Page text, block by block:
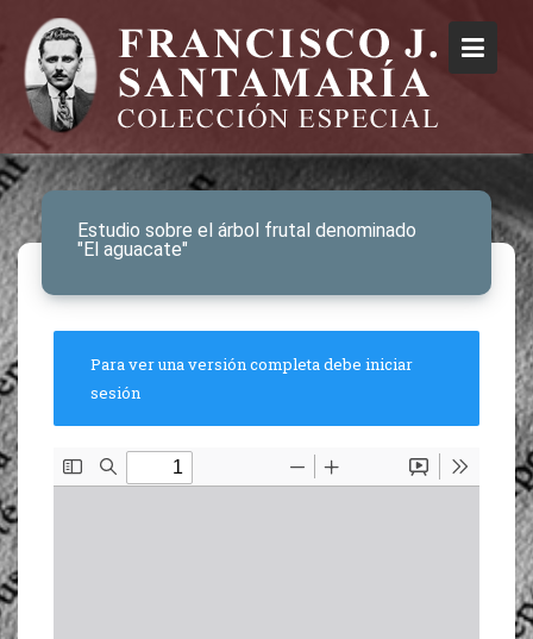
Estudio sobre el árbol frutal denominado
"El aguacate"
Para ver una versión completa debe iniciar
sesión